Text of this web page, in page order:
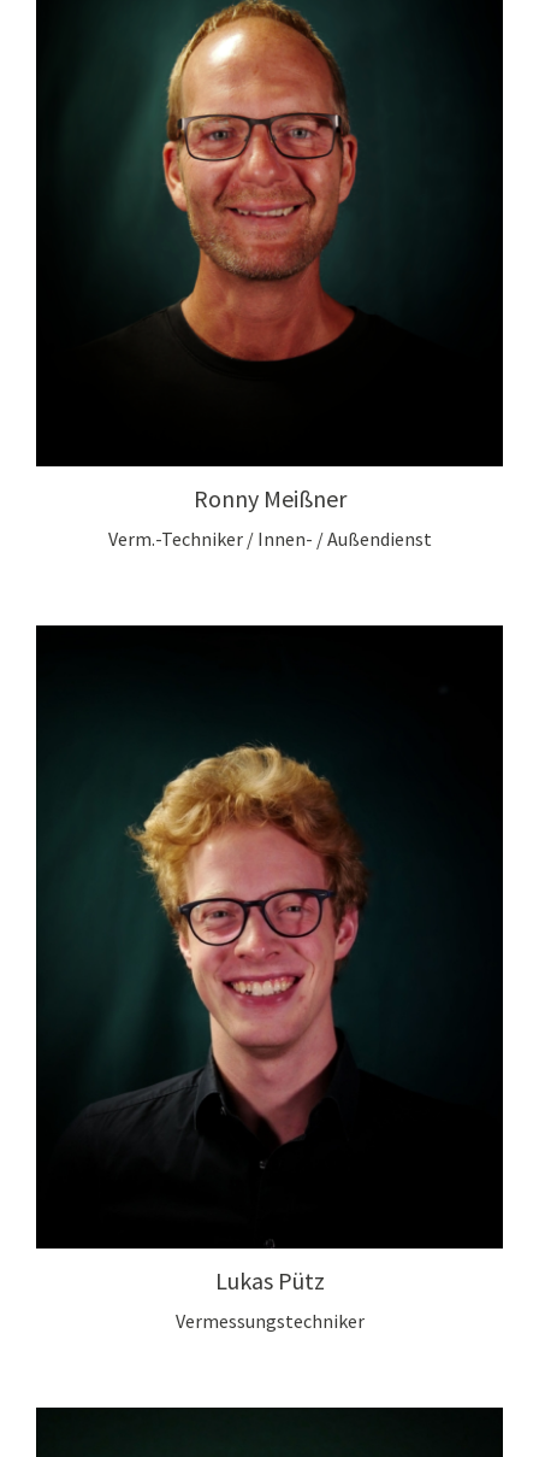
Ronny Meißner
Verm.-Techniker / Innen- / Außendienst
Lukas Pütz
Vermessungstechniker